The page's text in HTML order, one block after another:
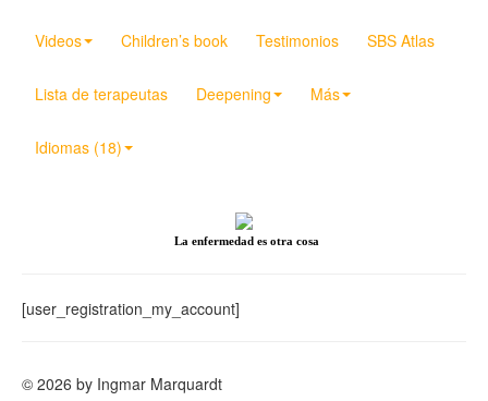
Videos Children’s book Testimonios SBS Atlas
Lista de terapeutas Deepening Más
Idiomas (18)
La enfermedad es otra cosa
[user_registration_my_account]
© 2026 by Ingmar Marquardt